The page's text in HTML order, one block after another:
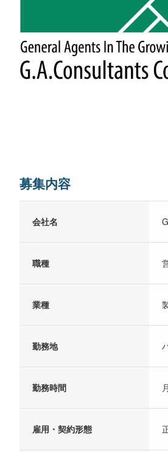
募集内容
会社名
職種
業種
勤務地
勤務時間
雇用・契約形態